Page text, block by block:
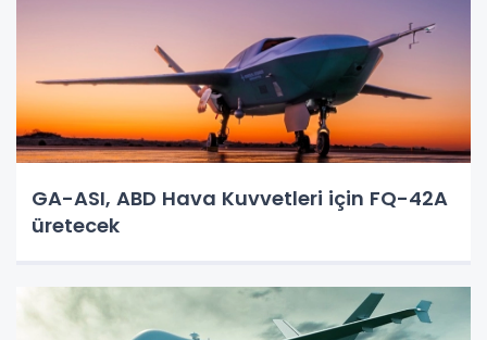
GA-ASI, ABD Hava Kuvvetleri için FQ-42A
üretecek